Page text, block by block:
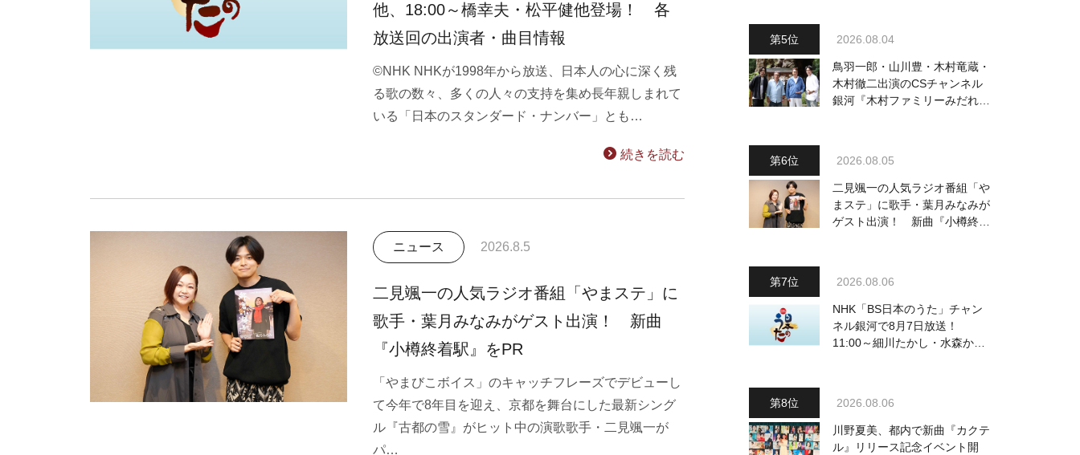
他、18:00～橋幸夫・松平健他登場！ 各
放送回の出演者・曲目情報
©NHK NHKが1998年から放送、日本人の心に深く残
る歌の数々、多くの人々の支持を集め長年親しまれて
いる「日本のスタンダード・ナンバー」とも…
続きを読む
ニュース 2026.8.5
二見颯一の人気ラジオ番組「やまステ」に
歌手・葉月みなみがゲスト出演！ 新曲
『小樽終着駅』をPR
「やまびこボイス」のキャッチフレーズでデビューし
て今年で8年目を迎え、京都を舞台にした最新シング
ル『古都の雪』がヒット中の演歌歌手・二見颯一が
パ…
2026.08.04
鳥羽一郎・山川豊・木村竜蔵・
木村徹二出演のCSチャンネル
銀河『木村ファミリーみだれ旅
2026.08.05
二見颯一の人気ラジオ番組「や
まステ」に歌手・葉月みなみが
ゲスト出演！ 新曲『小樽終着
2026.08.06
NHK「BS日本のうた」チャン
ネル銀河で8月7日放送！
11:00～細川たかし・水森かお
2026.08.06
川野夏美、都内で新曲『カクテ
ル』リリース記念イベント開